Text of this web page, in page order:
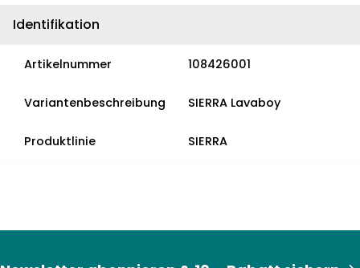
Identifikation
Artikelnummer 108426001
Variantenbeschreibung SIERRA Lavaboy
Produktlinie SIERRA